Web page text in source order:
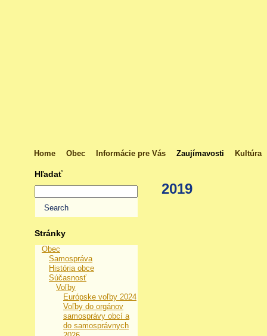
Home Obec Informácie pre Vás Zaujímavosti Kultúra
Hľadať
Stránky
Obec
Samospráva
História obce
Súčasnosť
Voľby
Európske voľby 2024
Voľby do orgánov
samosprávy obcí a
do samosprávnych
2019